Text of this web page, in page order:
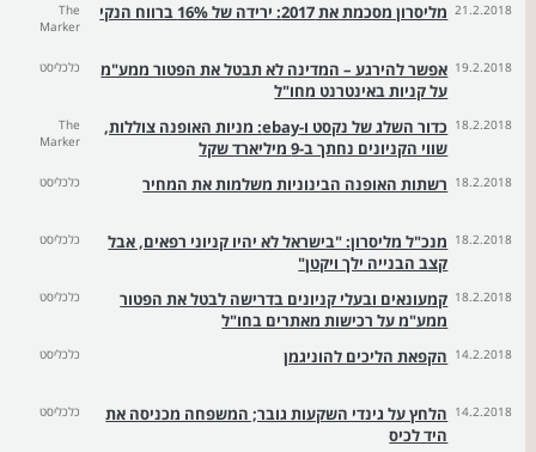
21.2.2018 מליסרון מסכמת את 2017: ירידה של 16% ברווח הנקי
The
Marker
19.2.2018 אפשר להירגע – המדינה לא תבטל את הפטור ממע"מ
על קניות באינטרנט מחו"ל
כלכליסט
18.2.2018
כדור השלג של נקסט ו-ebay: מניות האופנה צוללות,
שווי הקניונים נחתך ב-9 מיליארד שקל
The
Marker
18.2.2018 רשתות האופנה הבינוניות משלמות את המחיר כלכליסט
18.2.2018 מנכ"ל מליסרון: "בישראל לא יהיו קניוני רפאים, אבל
קצב הבנייה ילך ויקטן"
כלכליסט
18.2.2018 קמעונאים ובעלי קניונים בדרישה לבטל את הפטור
ממע"מ על רכישות מאתרים בחו"ל
כלכליסט
14.2.2018 הקפאת הליכים להוניגמן כלכליסט
14.2.2018 הלחץ על גינדי השקעות גובר; המשפחה מכניסה את
היד לכיס
כלכליסט